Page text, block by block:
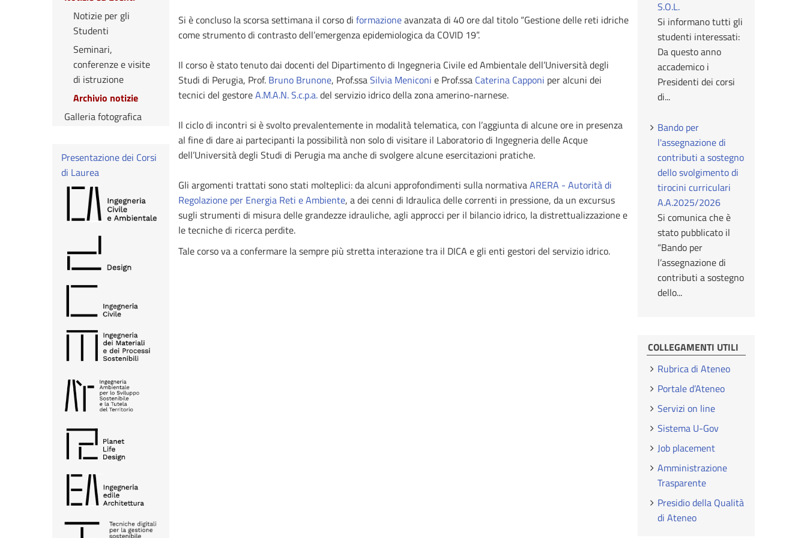
Si è concluso la scorsa settimana il corso di formazioneavanzata di 40 ore dal titolo “Gestione delle reti idriche
come strumento di contrasto dell’emergenza epidemiologica da COVID 19”.
Il corso è stato tenuto dai docenti del Dipartimento di Ingegneria Civile ed Ambientale dell’Università degli
Studi di Perugia, Prof. Bruno Brunone, Prof.ssaSilvia Meniconi e Prof.ssa Caterina Capponi per alcuni dei
tecnici del gestoreA.M.A.N. S.c.p.a.del servizio idrico della zona amerino-narnese.
Il ciclo di incontri si è svolto prevalentemente in modalità telematica, con l’aggiunta di alcune ore in presenza
al fine di dare ai partecipanti la possibilità non solo di visitare il Laboratorio di Ingegneria delle Acque
dell’Università degli Studi di Perugia ma anche di svolgere alcune esercitazioni pratiche.
Gli argomenti trattati sono stati molteplici: da alcuni approfondimenti sulla normativaARERA - Autorità di
Regolazione per Energia Reti e Ambiente, a dei cenni di Idraulica delle correnti in pressione, da un excursus
sugli strumenti di misura delle grandezze idrauliche, agli approcci per il bilancio idrico, la distrettualizzazione e
le tecniche di ricerca perdite.
Tale corso va a confermare la sempre più stretta interazione tra il DICA e gli enti gestori del servizio idrico.
Notizie per gli
Studenti
Seminari,
conferenze e visite
di istruzione
Archivio notizie
Galleria fotografica
Presentazione dei Corsi
di Laurea
S.O.L.
Si informano tutti gli
studenti interessati:
Da questo anno
accademico i
Presidenti dei corsi
di...
Bando per
l'assegnazione di
contributi a sostegno
dello svolgimento di
tirocini curriculari
A.A.2025/2026
Si comunica che è
stato pubblicato il
“Bando per
l’assegnazione di
contributi a sostegno
dello...
COLLEGAMENTI UTILI
Rubrica di Ateneo
Portale d’Ateneo
Servizi on line
Sistema U-Gov
Job placement
Amministrazione
Trasparente
Presidio della Qualità
di Ateneo